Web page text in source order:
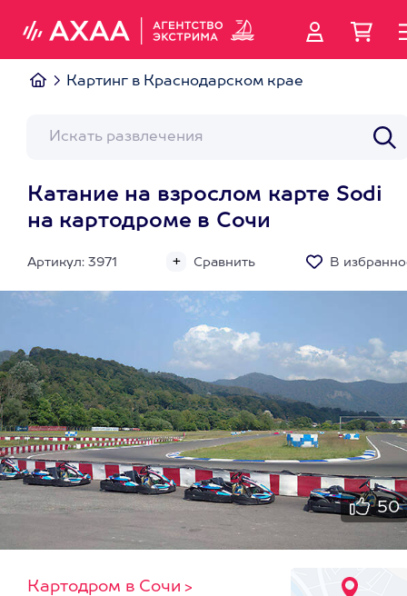
Картинг в Краснодарском крае
Катание на взрослом карте Sodi
на картодроме в Сочи
Артикул: 3971 Сравнить В
50
Картодром в Сочи >